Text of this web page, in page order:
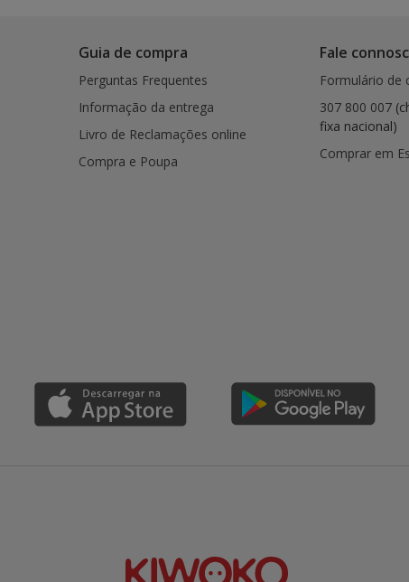
Guia de compra
Perguntas Frequentes
Informação da entrega
Livro de Reclamações online
Compra e Poupa
Fale
Formulário de
307 800 007
fixa nacional)
Comprar em